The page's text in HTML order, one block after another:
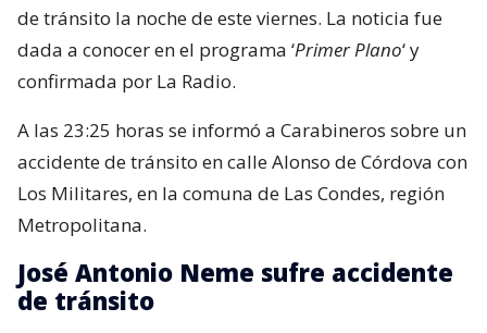
de tránsito la noche de este viernes. La noticia fue
dada a conocer en el programa ‘Primer Plano‘ y
confirmada por La Radio.
A las 23:25 horas se informó a Carabineros sobre un
accidente de tránsito en calle Alonso de Córdova con
Los Militares, en la comuna de Las Condes, región
Metropolitana.
José Antonio Neme sufre accidente
de tránsito